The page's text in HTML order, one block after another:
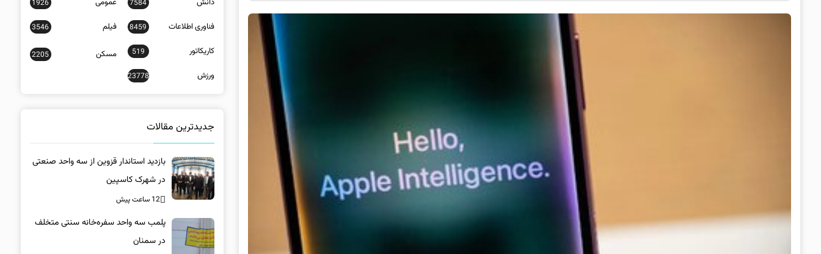
7584
1926
فناوری اطلاعات 8459 فیلم 3546
کاریکاتور 519 مسکن 2205
ورزش 23778
جدیدترین مقالات
بازدید استاندار قزوین از سه واحد صنعتی
در شهرک کاسپین
12 ساعت پیش
پلمب سه واحد سفره‌خانه سنتی متخلف
در سمنان